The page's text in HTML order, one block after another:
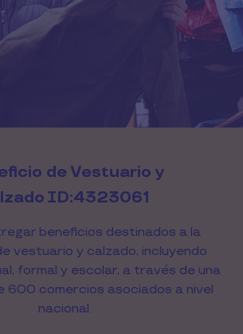
de Vestuario y
ID:4323061
beneficios destinados a la
vestuario y calzado, incluyendo
formal y escolar, a través de una
600 comercios asociados a nivel
nacional.